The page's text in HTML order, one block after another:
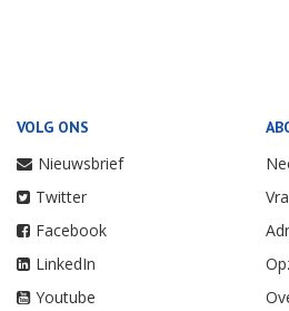
VOLG ONS
Nieuwsbrief
Twitter
Facebook
LinkedIn
Youtube